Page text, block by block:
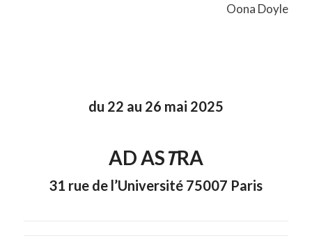
Oona Doyle
du 22 au 26 mai 2025
AD ASTRA
31 rue de l’Université 75007 Paris